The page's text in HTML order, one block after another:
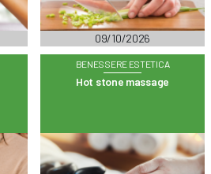
09/10/2026
BENESSERE ESTETICA
Hot stone massage